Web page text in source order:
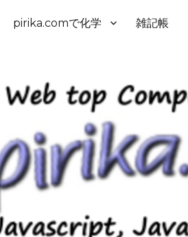
pirika.comで化学 雑記帳